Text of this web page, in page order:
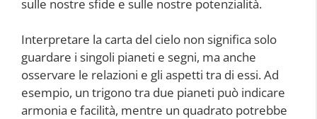
sulle nostre sfide e sulle nostre potenzialità.
Interpretare la carta del cielo non significa solo
guardare i singoli pianeti e segni, ma anche
osservare le relazioni e gli aspetti tra di essi. Ad
esempio, un trigono tra due pianeti può indicare
armonia e facilità, mentre un quadrato potrebbe